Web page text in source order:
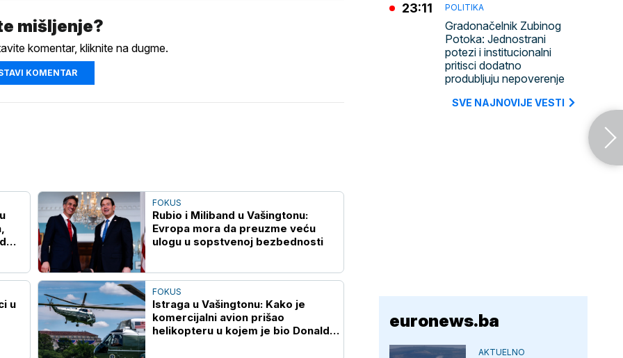
mišljenje?
komentar, kliknite na dugme.
KOMENTAR
FOKUS
Rubio i Miliband u Vašingtonu:
Evropa mora da preuzme veću
ulogu u sopstvenoj bezbednosti
u
FOKUS
Istraga u Vašingtonu: Kako je
komercijalni avion prišao
helikopteru u kojem je bio Donald
POLITIKA
Gradonačelnik Zubinog
Potoka: Jednostrani
potezi i institucionalni
pritisci dodatno
produbljuju nepoverenje
23:11
SVE NAJNOVIJE VESTI
euronews.ba
AKTUELNO